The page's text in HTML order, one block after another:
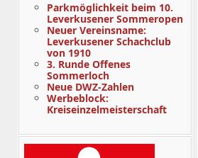
Parkmöglichkeit beim 10.
Leverkusener Sommeropen
Neuer Vereinsname:
Leverkusener Schachclub
von 1910
3. Runde Offenes
Sommerloch
Neue DWZ-Zahlen
Werbeblock:
Kreiseinzelmeisterschaft